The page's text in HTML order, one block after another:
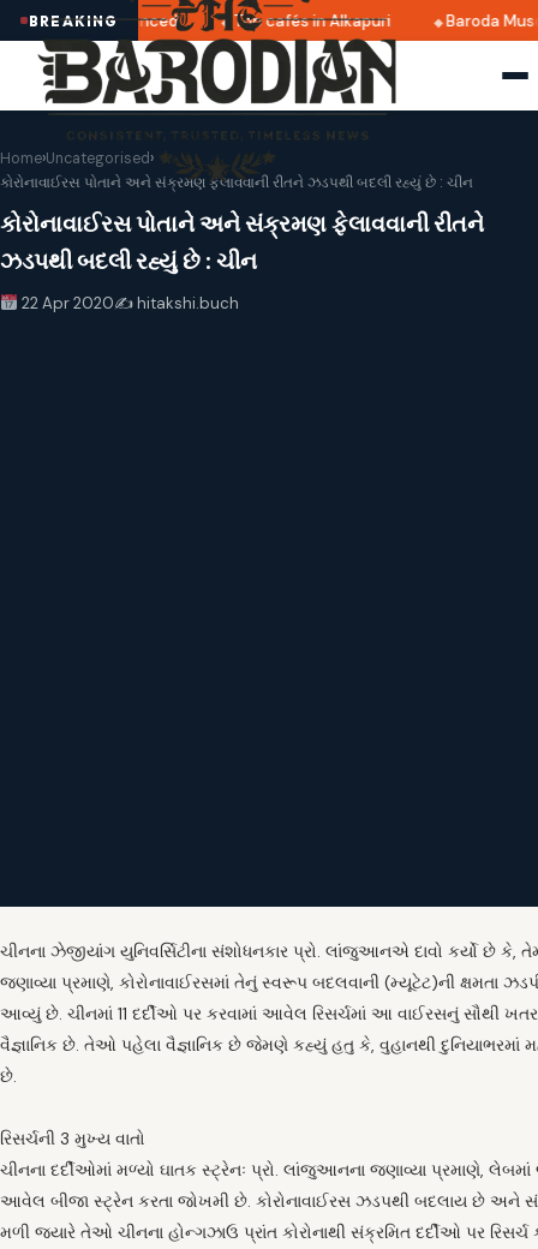
BREAKING
dates announced Top cafés in Alkapuri Baroda
Home›Uncategorised›
કોરોનાવાઈરસ પોતાને અને સંક્રમણ ફેલાવવાની રીતને ઝડપથી બદલી રહ્યું છે : ચીન
કોરોનાવાઈરસ પોતાને અને સંક્રમણ ફેલાવવાની રીતને
ઝડપથી બદલી રહ્યું છે : ચીન
22 Apr 2020✍️ hitakshi.buch
ચીનના ઝેજીયાંગ યુનિવર્સિટીના સંશોધનકાર પ્રો. લાંજુઆનએ દાવો કર્યો છે કે,
જણાવ્યા પ્રમાણે, કોરોનાવાઈરસમાં તેનું સ્વરૂપ બદલવાની (મ્યૂટેટ)ની ક્ષમતા
આવ્યું છે. ચીનમાં 11 દર્દીઓ પર કરવામાં આવેલ રિસર્ચમાં આ વાઈરસનું સૌથી
વૈજ્ઞાનિક છે. તેઓ પહેલા વૈજ્ઞાનિક છે જેમણે કહ્યું હતુ કે, વુહાનથી
છે.
રિસર્ચની 3 મુખ્ય વાતો
ચીનના દર્દીઓમાં મળ્યો ઘાતક સ્ટ્રેનઃ પ્રો. લાંજુઆનના જણાવ્યા પ્રમાણે,
આવેલ બીજા સ્ટ્રેન કરતા જોખમી છે. કોરોનાવાઈરસ ઝડપથી બદલાય છે અને
મળી જ્યારે તેઓ ચીનના હોન્ગઝાઉ પ્રાંત કોરોનાથી સંક્રમિત દર્દીઓ પર રિસર્ચ